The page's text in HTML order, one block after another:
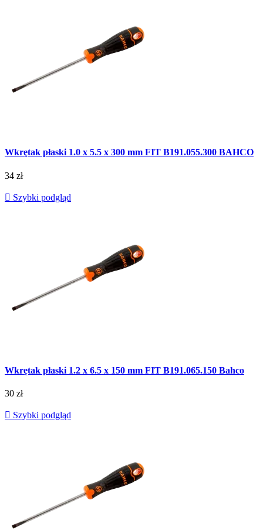
Wkrętak płaski 1.0 x 5.5 x 300 mm FIT B191.055.300 BAHCO
34 zł
 Szybki podgląd
Wkrętak płaski 1.2 x 6.5 x 150 mm FIT B191.065.150 Bahco
30 zł
 Szybki podgląd